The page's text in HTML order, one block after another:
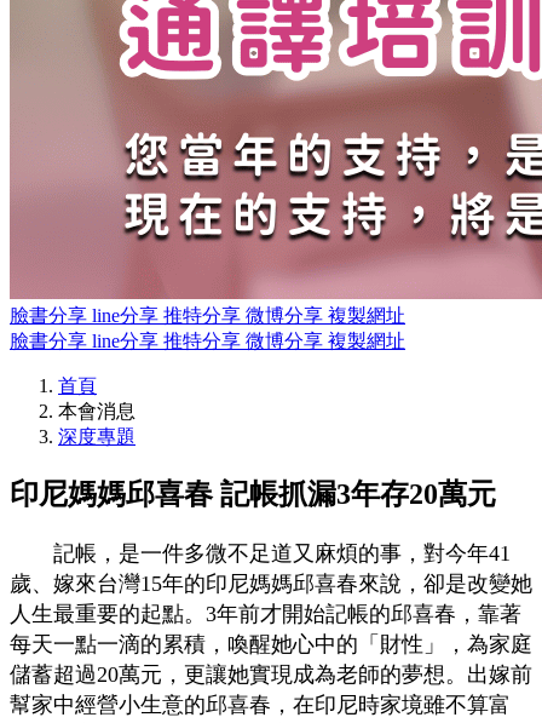
臉書分享 line分享 推特分享 微博分享 複製網址
臉書分享 line分享 推特分享 微博分享 複製網址
首頁
本會消息
深度專題
印尼媽媽邱喜春 記帳抓漏3年存20萬元
記帳，是一件多微不足道又麻煩的事，對今年41
歲、嫁來台灣15年的印尼媽媽邱喜春來說，卻是改變她
人生最重要的起點。3年前才開始記帳的邱喜春，靠著
每天一點一滴的累積，喚醒她心中的「財性」，為家庭
儲蓄超過20萬元，更讓她實現成為老師的夢想。出嫁前
幫家中經營小生意的邱喜春，在印尼時家境雖不算富